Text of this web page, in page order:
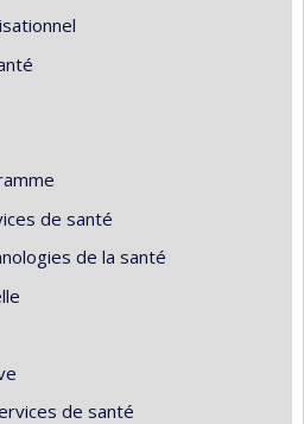
de santé
de la santé
de santé